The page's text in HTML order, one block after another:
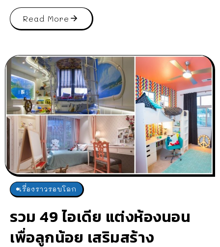
Read More
เรื่องราวรอบโลก
รวม 49 ไอเดีย แต่งห้องนอน
เพื่อลูกน้อย เสริมสร้าง